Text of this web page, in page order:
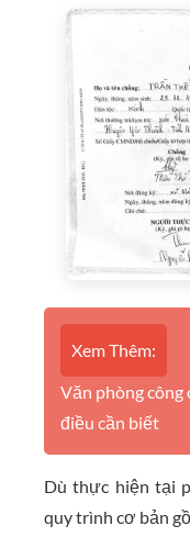
Xem Thêm:
Văn phòng công
điều cần biết
Dù thực hiện tại
quy trình cơ bản